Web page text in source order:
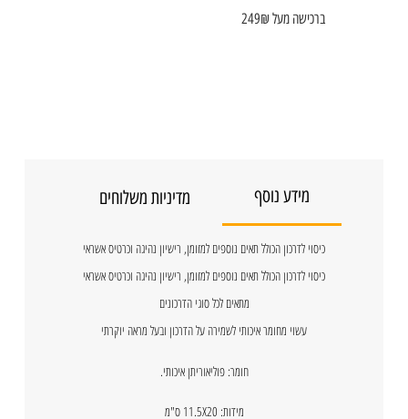
ברכישה מעל 249₪
מידע נוסף מדיניות משלוחים
כיסוי לדרכון הכולל תאים נוספים למזומן, רישיון נהיגה וכרטיס אשראי
כיסוי לדרכון הכולל תאים נוספים למזומן, רישיון נהיגה וכרטיס אשראי
מתאים לכל סוגי הדרכונים
עשוי מחומר איכותי לשמירה על הדרכון ובעל מראה יוקרתי
חומר: פוליאוריתן איכותי.
מידות: 11.5X20 ס"מ